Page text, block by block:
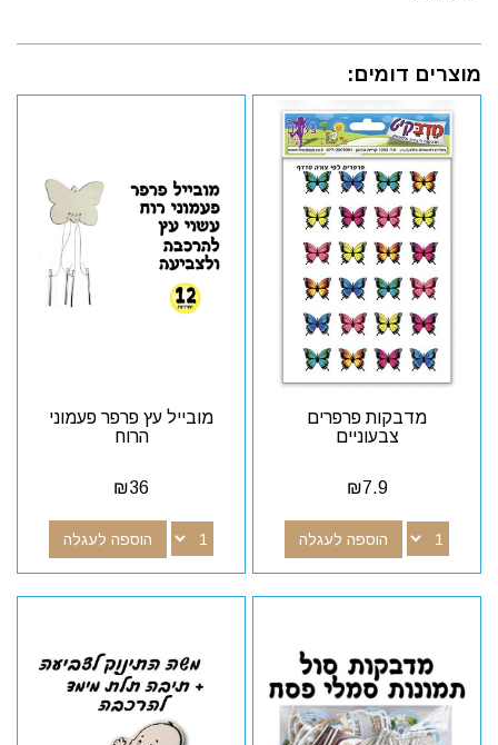
מוצרים דומים:
מדבקות פרפרים
צבעוניים
₪7.9
הוספה לעגלה
מובייל עץ פרפר פעמוני
הרוח
₪36
הוספה לעגלה